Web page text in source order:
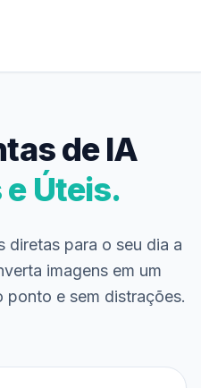
de IA
Úteis.
diretas para o seu dia a
imagens em um
ponto e sem distrações.